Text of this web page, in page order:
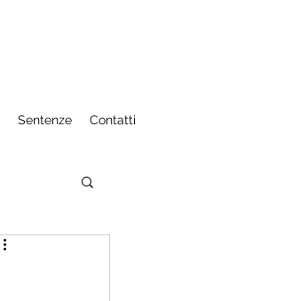
Sentenze Contatti